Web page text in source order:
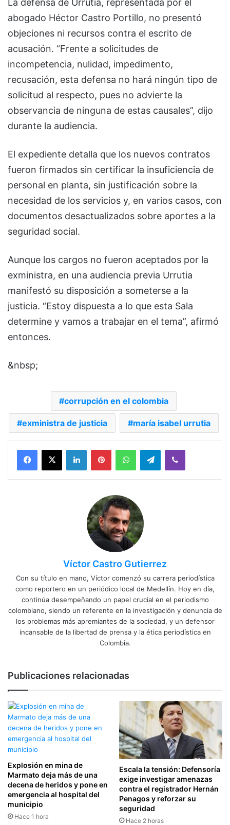
abogado Héctor Castro Portillo, no presentó
objeciones ni recursos contra el escrito de
acusación. “Frente a solicitudes de
incompetencia, nulidad, impedimento,
recusación, esta defensa no hará ningún tipo de
solicitud al respecto, pues no advierte la
observancia de ninguna de estas causales”, dijo
durante la audiencia.
El expediente detalla que los nuevos contratos
fueron firmados sin certificar la insuficiencia de
personal en planta, sin justificación sobre la
necesidad de los servicios y, en varios casos, con
documentos desactualizados sobre aportes a la
seguridad social.
Aunque los cargos no fueron aceptados por la
exministra, en una audiencia previa Urrutia
manifestó su disposición a someterse a la
justicia. “Estoy dispuesta a lo que esta Sala
determine y vamos a trabajar en el tema”, afirmó
entonces.
&nbsp;
corrupción en el colombia
exministra de justicia maría isabel urrutia
Facebook
X LinkedInPinterestWhatsAppTelegramViber
Víctor Castro Gutierrez
Con su título en mano, Víctor comenzó su carrera periodística
como reportero en un periódico local de Medellín. Hoy en día,
continúa desempeñando un papel crucial en el periodismo
colombiano, siendo un referente en la investigación y denuncia de
los problemas más apremiantes de la sociedad, y un defensor
incansable de la libertad de prensa y la ética periodística en
Colombia.
Publicaciones relacionadas
Explosión en mina de
Marmato deja más de una
decena de heridos y pone en
emergencia al hospital del
municipio
Hace 1 hora
Escala la tensión: Defensoría
exige investigar amenazas
contra el registrador Hernán
Penagos y reforzar su
seguridad
Hace 2 horas